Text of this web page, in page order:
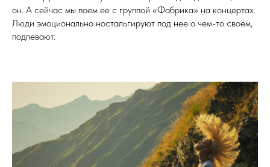
он. А сейчас мы поем ее с группой «Фабрика» на концертах.
Люди эмоционально ностальгируют под нее о чем-то своём,
подпевают.